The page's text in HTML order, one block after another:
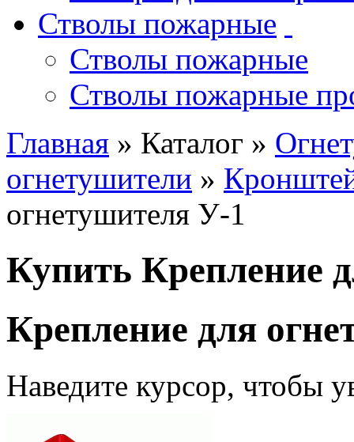
Стволы пожарные
Стволы пожарные
Стволы пожарные
Главная » Каталог »
огнетушители »
огнетушителя У-1
Купить Крепление
Крепление для
Наведите курсор, чтобы